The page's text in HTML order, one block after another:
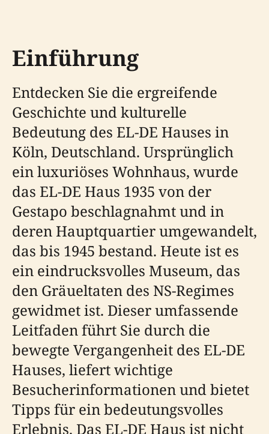
Einführung
Entdecken Sie die ergreifende
Geschichte und kulturelle
Bedeutung des EL-DE Hauses in
Köln, Deutschland. Ursprünglich
ein luxuriöses Wohnhaus, wurde
das EL-DE Haus 1935 von der
Gestapo beschlagnahmt und in
deren Hauptquartier umgewandelt,
das bis 1945 bestand. Heute ist es
ein eindrucksvolles Museum, das
den Gräueltaten des NS-Regimes
gewidmet ist. Dieser umfassende
Leitfaden führt Sie durch die
bewegte Vergangenheit des EL-DE
Hauses, liefert wichtige
Besucherinformationen und bietet
Tipps für ein bedeutungsvolles
Erlebnis. Das EL-DE Haus ist nicht